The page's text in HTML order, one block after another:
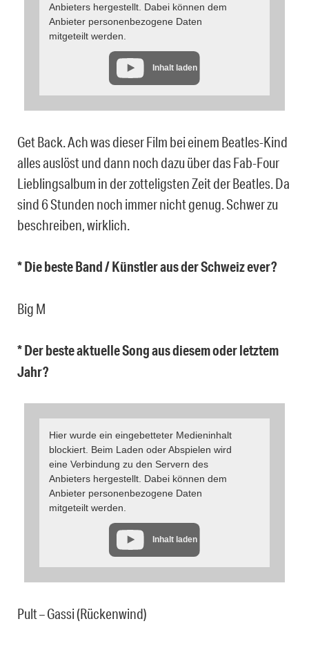
Anbieters hergestellt. Dabei können dem
Anbieter personenbezogene Daten
mitgeteilt werden.
Inhalt laden
Get Back. Ach was dieser Film bei einem Beatles-Kind
alles auslöst und dann noch dazu über das Fab-Four
Lieblingsalbum in der zotteligsten Zeit der Beatles. Da
sind 6 Stunden noch immer nicht genug. Schwer zu
beschreiben, wirklich.
* Die beste Band / Künstler aus der Schweiz ever?
Big M
* Der beste aktuelle Song aus diesem oder letztem
Jahr?
Hier wurde ein eingebetteter Medieninhalt
blockiert. Beim Laden oder Abspielen wird
eine Verbindung zu den Servern des
Anbieters hergestellt. Dabei können dem
Anbieter personenbezogene Daten
mitgeteilt werden.
Inhalt laden
Pult – Gassi (Rückenwind)